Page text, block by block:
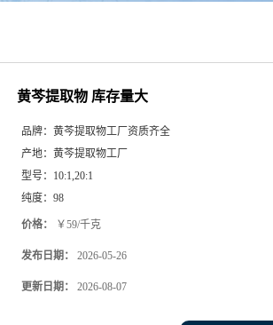
黄芩提取物 库存量大
品牌： 黄芩提取物工厂资质齐全
产地： 黄芩提取物工厂
型号： 10:1,20:1
纯度： 98
价格： ￥59/千克
发布日期： 2026-05-26
更新日期： 2026-08-07